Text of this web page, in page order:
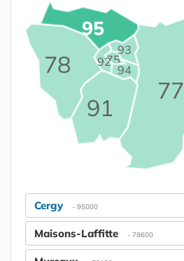
75
77
78
91
92
93
94
95
Cergy - 95000
Maisons-Laffitte - 78600